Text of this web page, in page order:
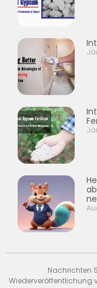
Nachrichten
Wiederveröffentlichung